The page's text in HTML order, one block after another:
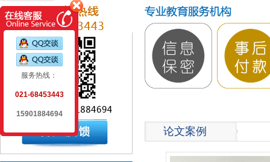
论文案例
服务热线：
021-68453443
15901884694